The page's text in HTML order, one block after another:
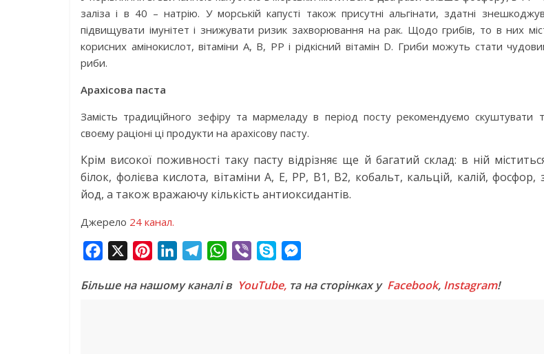
заліза і в 40 – натрію. У морській капусті також присутні альгінати, здатні
підвищувати імунітет і знижувати ризик захворювання на рак. Щодо грибів, то в них
корисних амінокислот, вітаміни А, В, РР і рідкісний вітамін D. Гриби можуть стати
риби.
Арахісова паста
Замість традиційного зефіру та мармеладу в період посту рекомендуємо скуштувати
своєму раціоні ці продукти на арахісову пасту.
Крім високої поживності таку пасту відрізняє ще й багатий склад: в ній
білок, фолієва кислота, вітаміни А, Е, РР, В1, В2, кобальт, кальцій, калій, фосфор,
йод, а також вражаючу кількість антиоксидантів.
Джерело 24 канал.
c
n
n
l
W
a
b
y
s
Більше на нашому каналі в YouTube, та на сторінках у Facebook, Instagram!